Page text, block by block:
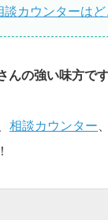
カウンターは
んの強い味方で
相談カウンター